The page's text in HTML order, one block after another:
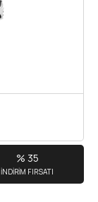
% 35
İNDİRİM FIRSATI